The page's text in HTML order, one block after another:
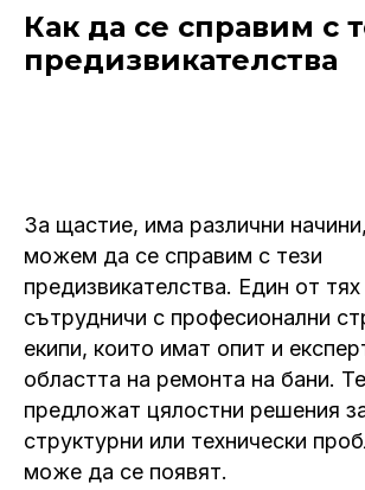
Как да се справим с
предизвикателства
За щастие, има различни
можем да се справим с тези
предизвикателства. Един от
сътрудничи с професионални
екипи, които имат опит и
областта на ремонта на бани.
предложат цялостни решения
структурни или технически
може да се появят.